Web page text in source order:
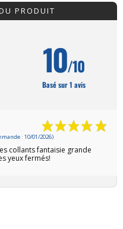
PRODUIT
10/10
Basé sur 1 avis
: 10/01/2026)
collants fantaisie grande
yeux fermés!